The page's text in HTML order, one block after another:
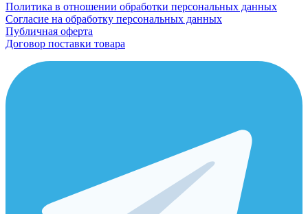
Политика в отношении обработки персональных данных
Согласие на обработку персональных данных
Публичная оферта
Договор поставки товара